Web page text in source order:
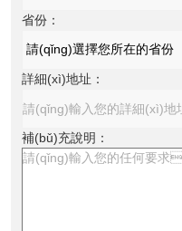
省份：
詳細(xì)地址：
補(bǔ)充說明：